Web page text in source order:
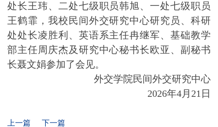
处长王玮、二处七级职员韩旭、一处七级职员
王鹤霏，我校民间外交研究中心研究员、科研
处处长凌胜利、英语系主任冉继军、基础教学
部主任周庆杰及研究中心秘书长欧亚、副秘书
长聂文娟参加了会见。
外交学院民间外交研究中心
2026年4月 21 日
上一篇 下一篇